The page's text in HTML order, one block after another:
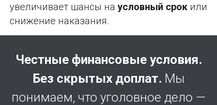
увеличивает шансы на условный срок или
снижение наказания.
Честные финансовые условия.
Без скрытых доплат. Мы
понимаем, что уголовное дело —